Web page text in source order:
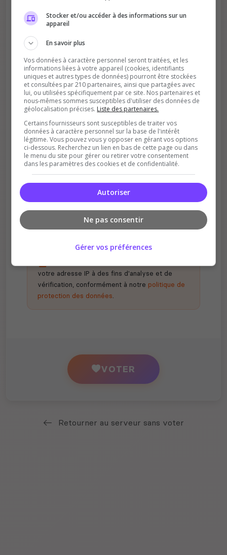
Soutient la communauté
Plus de visibilité = plus de joueurs
Récompenses possibles
votants
votre adresse IP à des fins d'analyse et de
vérification, conformément à notre politique de
protection des données.
VOTER
Retourner au serveur sans voter
Stocker et/ou accéder à des informations sur un
appareil
En savoir plus
Vos données à caractère personnel seront traitées, et les
informations liées à votre appareil (cookies, identifiants
uniques et autres types de données) pourront être stockées
et consultées par 210 partenaires, ainsi que partagées avec
lui, ou utilisées spécifiquement par ce site. Nos partenaires et
nous-mêmes sommes susceptibles d'utiliser des données de
géolocalisation précises. Liste des partenaires.
Certains fournisseurs sont susceptibles de traiter vos
données à caractère personnel sur la base de l'intérêt
légitime. Vous pouvez vous y opposer en gérant vos options
ci-dessous. Recherchez un lien en bas de cette page ou dans
le menu du site pour gérer ou retirer votre consentement
dans les paramètres des cookies et de confidentialité.
Autoriser
Ne pas consentir
Gérer vos préférences